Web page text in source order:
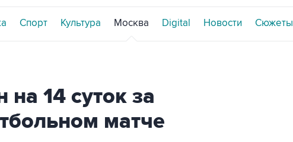
Спорт Культура Москва Digital Новости Сюжеты
14 суток за
матче